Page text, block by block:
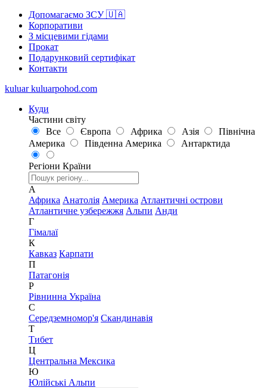
Допомагаємо ЗСУ 🇺🇦
Корпоративи
З місцевими гідами
Прокат
Подарунковий сертифікат
Контакти
kuluar kuluarpohod.com
Куди
Частини світу
Все
Європа Африка Азія
Північна
Америка
Південна Америка Антарктида
Регіони Країни
А
Африка Анатолія Америка Атлантичні острови
Атлантичне узбережжя Альпи Анди
Г
Гімалаї
К
Кавказ Карпати
П
Патагонія
Р
Рівнинна Україна
С
Середземномор'я Скандинавія
Т
Тибет
Ц
Центральна Мексика
Ю
Юлійські Альпи